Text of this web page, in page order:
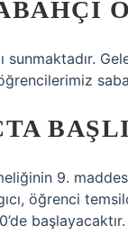
9.
öğrenci
başlayacaktır.